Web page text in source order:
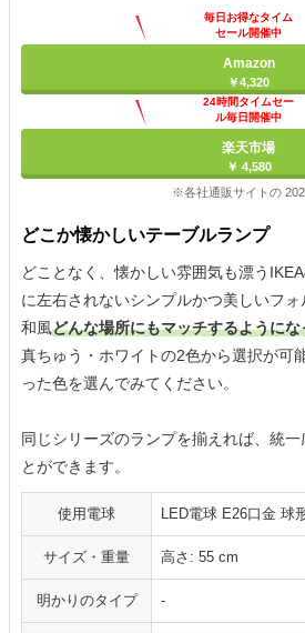
毎日お得なタイム
セール開催中
Amazon
￥4,320
24時間タイムセー
ル毎日開催中
楽天市場
￥ 4,580
※各社通販サイトの
どこか懐かしいテーブルランプ
どことなく、懐かしい雰囲気も漂う
に左右されないシンプルかつ美しいフォ
和風どんな場所にもマッチするように
真ちゅう・ホワイトの2色から選択が可
った色を選んでみてください。
同じシリーズのランプを揃えれば、統一
とができます。
使用電球 LED電球 E26口金 球
サイズ・重量 高さ: 55 cm
明かりのタイプ -